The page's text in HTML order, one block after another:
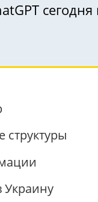
структуры
Украину